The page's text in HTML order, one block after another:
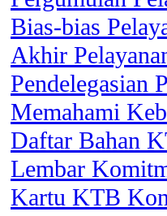
Bias-bias
Akhir
Pendelegasian
Memahami
Daftar Bahan
Lembar
Kartu KTB